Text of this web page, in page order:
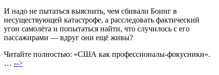
И надо не пытаться выяснить, чем сбивали Боинг в
несуществующей катастрофе, а расследовать фактический
угон самолёта и попытаться найти, что случилось с его
пассажирами — вдруг они ещё живы?
Читайте полностью: «США как профессионалы-фокусники«.
… -->